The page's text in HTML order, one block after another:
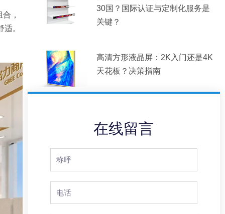
，
。
30国？国际认证与定制化服务是
关键？
高清方形液晶屏：2K入门还是4K
天花板？决策指南
在线留言
Full
Phone